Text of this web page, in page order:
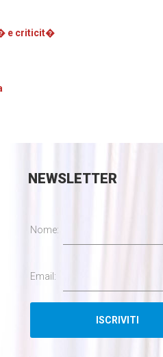
e criticit�
NEWSLETTER
Nome:
Email: